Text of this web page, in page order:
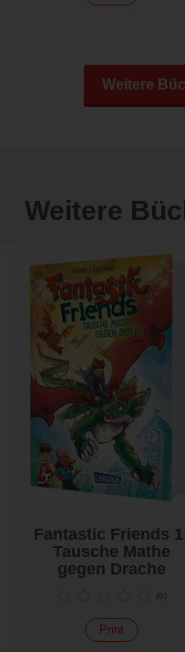
Weitere
Weitere
Fantastic Friends
Tausche Mathe
gegen Drache
(0
Print